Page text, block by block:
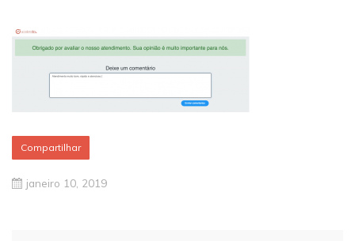
Compartilhar
janeiro 10, 2019